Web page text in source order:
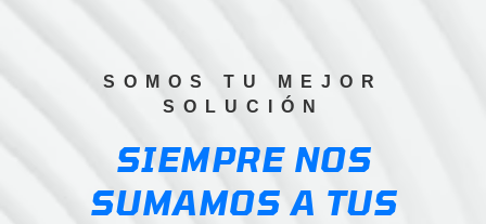
SOMOS TU MEJOR
SOLUCIÓN
SIEMPRE NOS
SUMAMOS A TUS